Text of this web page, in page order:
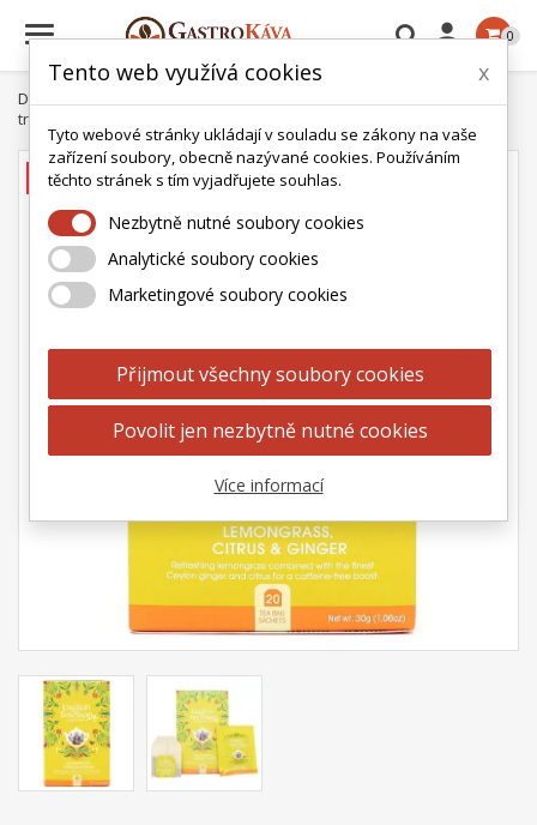
 0
Domů
tráva, zázvor, citrusy Mandala 20 sáčků
AKCE
Tento web využívá cookies x
Tyto webové stránky ukládají v souladu se zákony na vaše
zařízení soubory, obecně nazývané cookies. Používáním
těchto stránek s tím vyjadřujete souhlas.
Nezbytně nutné soubory cookies
Analytické soubory cookies
Marketingové soubory cookies
Přijmout všechny soubory cookies
Povolit jen nezbytně nutné cookies
Více informací